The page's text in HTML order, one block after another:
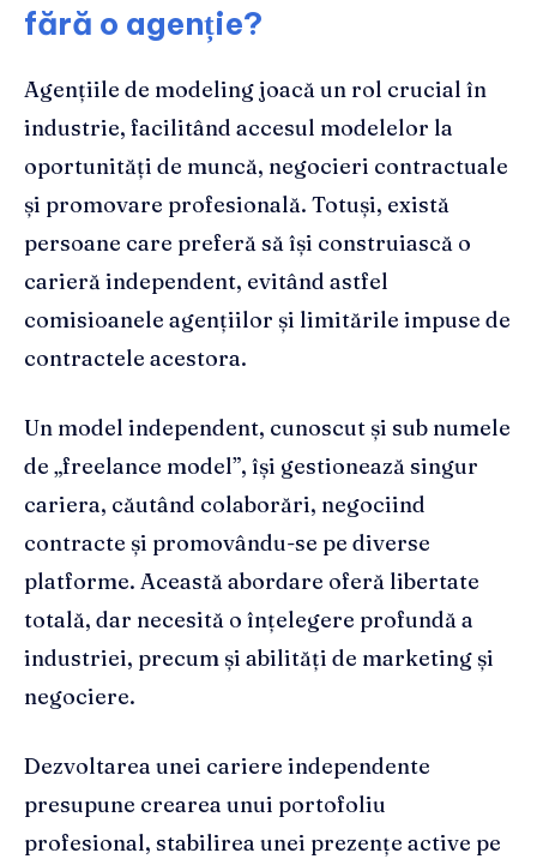
fără o agenție?
Agențiile de modeling joacă un rol crucial în
industrie, facilitând accesul modelelor la
oportunități de muncă, negocieri contractuale
și promovare profesională. Totuși, există
persoane care preferă să își construiască o
carieră independent, evitând astfel
comisioanele agențiilor și limitările impuse de
contractele acestora.
Un model independent, cunoscut și sub numele
de „freelance model”, își gestionează singur
cariera, căutând colaborări, negociind
contracte și promovându-se pe diverse
platforme. Această abordare oferă libertate
totală, dar necesită o înțelegere profundă a
industriei, precum și abilități de marketing și
negociere.
Dezvoltarea unei cariere independente
presupune crearea unui portofoliu
profesional, stabilirea unei prezențe active pe